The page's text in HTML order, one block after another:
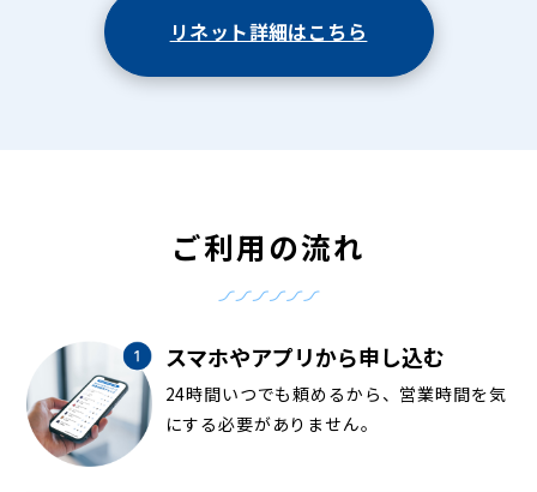
リネット詳細はこちら
ご利用の流れ
スマホやアプリから申し込む
24時間いつでも頼めるから、営業時間を気
にする必要がありません。